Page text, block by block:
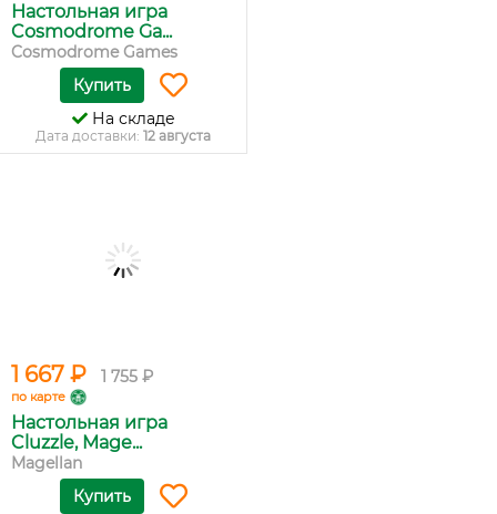
Настольная игра
Cosmodrome Ga...
Cosmodrome Games
Купить
На складе
Дата доставки: 12 августа
1 667 ₽ 1 755 ₽
по карте
Настольная игра
Cluzzle, Mage...
Magellan
Купить